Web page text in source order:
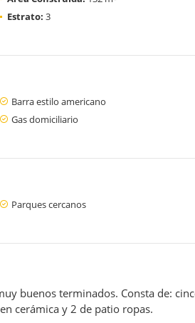
Estrato: 3
Barra estilo americano
Gas domiciliario
Parques cercanos
buenos terminados. Consta de:
cerámica y 2 de patio ropas.